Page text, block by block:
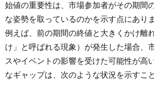
始値の重要性は、市場参加者がその期間
な姿勢を取っているのかを示す点にありま
例えば、前の期間の終値と大きくかけ離
け」と呼ばれる現象）が発生した場合、
スやイベントの影響を受けた可能性が高
なギャップは、次のような状況を示すこ